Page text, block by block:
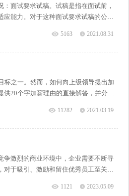
面试要求试稿。试稿是指在面试前，
应能力。对于这种面试要求试稿的公
是有争议的
5163 2021.08.31
标之一。然而，如何向上级领导提出加
20个字加薪理由的直接解答，并分享
上
11282 2021.03.19
争激烈的商业环境中，企业需要不断寻
于吸引、激励和留住优秀员工至关重
外包是指
1121 2023.05.09